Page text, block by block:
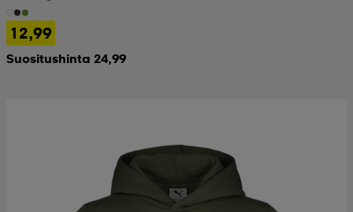
12,99
Suositushinta 24,99